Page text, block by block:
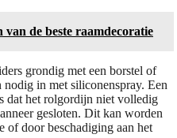
de beste raamdecoratie
grondig met een borstel of
in met siliconenspray. Een
dat het rolgordijn niet volledig
gesloten. Dit kan worden
of door beschadiging aan het